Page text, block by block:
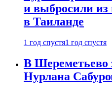
и выбросили
в Таиланде
1 год спустя1 год спустя
В Шереметьево
Нурлана